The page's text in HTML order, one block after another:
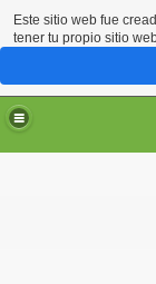
Este sitio web fue
tener tu propio sitio